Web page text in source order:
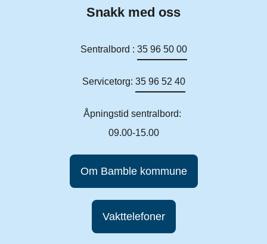
Snakk med oss
Sentralbord : 35 96 50 00
Servicetorg: 35 96 52 40
Åpningstid sentralbord:
09.00-15.00
Om Bamble kommune
Vakttelefoner